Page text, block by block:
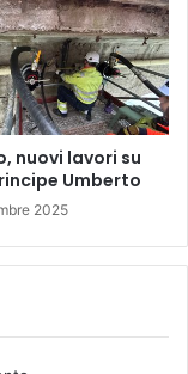
nuovi lavori su
Umberto
2025